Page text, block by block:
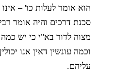
הוא אומר לעלות כו' – אינו
סכנת דרכים והיה אומר
מצוה לדור בא"י כי יש
וכמה עונשין דאין אנו
עליהם.